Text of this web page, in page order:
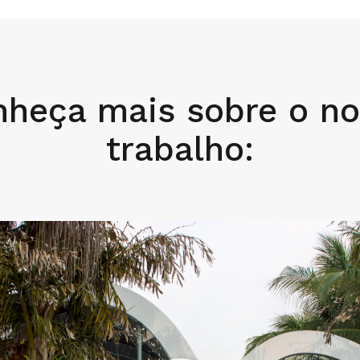
mais sobre o
trabalho: